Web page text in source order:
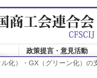
政策提言・意見活動
化）・GX（グリーン化）の